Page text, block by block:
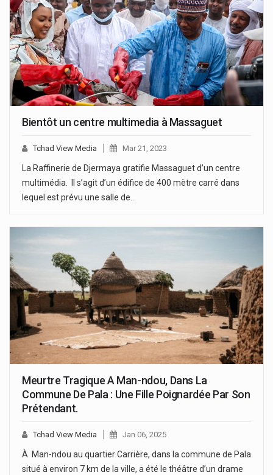
Bientôt un centre multimedia à Massaguet
Tchad View Media Mar 21, 2023
La Raffinerie de Djermaya gratifie Massaguet d’un centre
multimédia. Il s’agit d’un édifice de 400 mètre carré dans
lequel est prévu une salle de…
Meurtre Tragique A Man-ndou, Dans La
Commune De Pala : Une Fille Poignardée Par Son
Prétendant.
Tchad View Media Jan 06, 2025
À Man-ndou au quartier Carrière, dans la commune de Pala
situé à environ 7 km de la ville, a été le théâtre d’un drame